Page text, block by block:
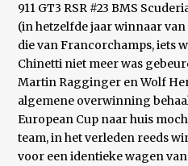
911 GT3 RSR #23 BMS
(in hetzelfde jaar winnaar van
die van Francorchamps, iets
Chinetti niet meer was
Martin Ragginger en Wolf
algemene overwinning
European Cup naar huis
team, in het verleden reeds
voor een identieke wagen